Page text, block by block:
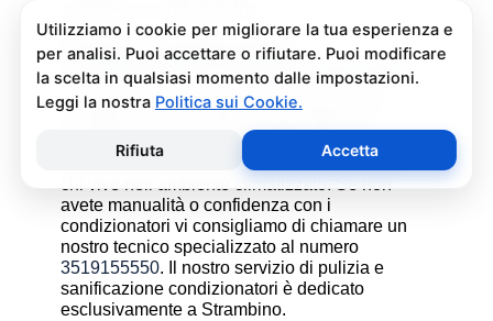
Pulizia e Sanificazione
Condizionatori Comfee Strambino
La pulizia e sanificazione condizionatori è
attenzione e con i giusti prodotti per non
rischiare danni al condizionatore e alla salute di
chi vive nell’ambiente climatizzato. Se non
avete manualità o confidenza con i
condizionatori vi consigliamo di chiamare un
nostro tecnico specializzato al numero
3519155550. Il nostro servizio di pulizia e
sanificazione condizionatori è dedicato
esclusivamente a Strambino.